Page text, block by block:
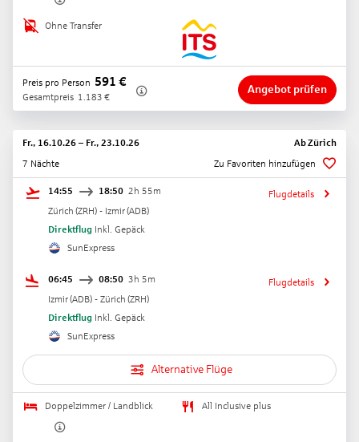
Ohne Transfer
Preis pro Person 591 €
Gesamtpreis 1.183 €
Angebot prüfen
Fr., 16.10.26 – Fr., 23.10.26 AbZürich
7 Nächte
Zu Favoriten hinzufügen
14:55 18:50 2h 55m
Zürich (ZRH) - Izmir(ADB)
Direktflug Inkl. Gepäck
SunExpress
Flugdetails
06:45 08:50 3h 5m
Izmir(ADB) - Zürich (ZRH)
Direktflug Inkl. Gepäck
SunExpress
Flugdetails
Alternative Flüge
Doppelzimmer / Landblick All Inclusive plus